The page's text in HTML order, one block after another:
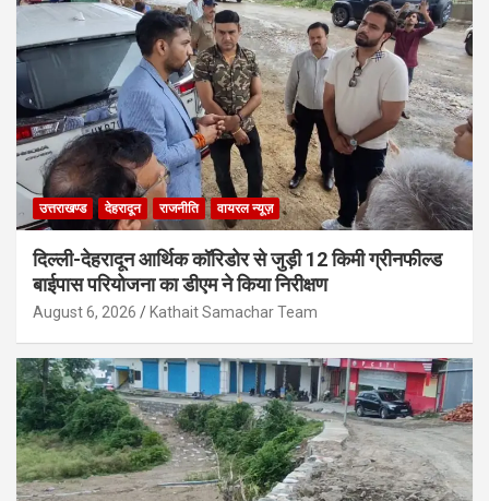
उत्तराखण्ड देहरादून राजनीति वायरल न्यूज़
दिल्ली-देहरादून आर्थिक कॉरिडोर से जुड़ी 12 किमी ग्रीनफील्ड
बाईपास परियोजना का डीएम ने किया निरीक्षण
August 6, 2026 Kathait Samachar Team